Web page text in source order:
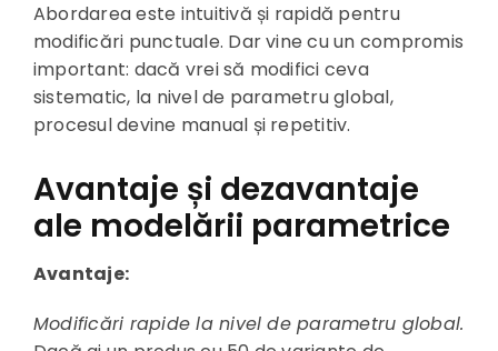
Abordarea este intuitivă și rapidă pentru
modificări punctuale. Dar vine cu un compromis
important: dacă vrei să modifici ceva
sistematic, la nivel de parametru global,
procesul devine manual și repetitiv.
Avantaje și dezavantaje
ale modelării parametrice
Avantaje:
Modificări rapide la nivel de parametru global.